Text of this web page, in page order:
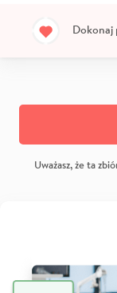
Dokonaj
Uważasz, że ta